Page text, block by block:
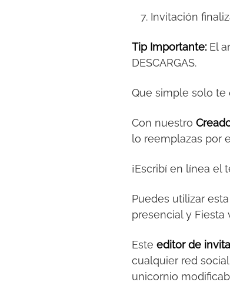
Invitación
Tip Importante: El
DESCARGAS.
Que simple solo te
Con nuestro
lo reemplazas por
¡Escribí en línea
Puedes utilizar
presencial y Fiesta
Este editor de
cualquier red
unicornio